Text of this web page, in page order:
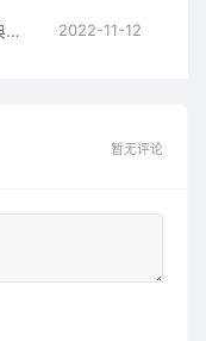
Cloudreve网盘搭建以及对接从机经典教程 2022-11-12
暂无评论